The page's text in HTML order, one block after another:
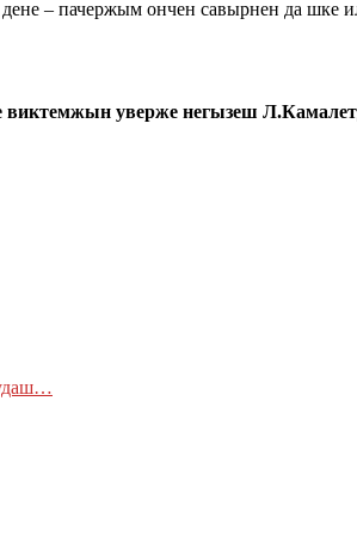
– пачержым ончен савырнен да шке
уверже негызеш